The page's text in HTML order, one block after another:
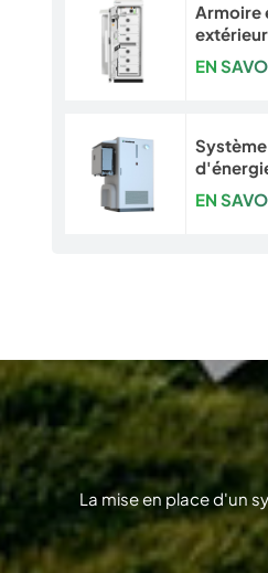
Armoire
avec
|
EN
liquide
EN
La mise en place d'un